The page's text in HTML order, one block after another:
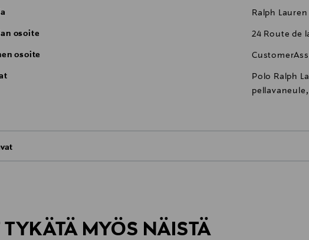
Ralph
osoite 24 Route de
osoite
Polo Ralph
PALAUTUSOHJEET
TYKÄTÄ MYÖS NÄISTÄ